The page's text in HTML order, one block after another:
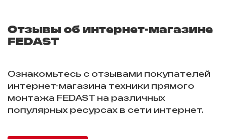
Отзывы об интернет-магазине
FEDAST
Ознакомьтесь с отзывами покупателей
интернет-магазина техники прямого
монтажа FEDAST на различных
популярных ресурсах в сети интернет.